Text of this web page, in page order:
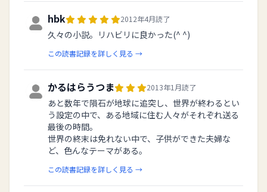
hbk 2012年4月読了
久々の小説。リハビリに良かった(^ ^)
この読書記録を詳しく見る →
かるはらうつま 2013年1月読了
あと数年で隕石が地球に追突し、世界が終わるとい
う設定の中で、ある地域に住む人々がそれぞれ送る
最後の時間。
世界の終末は免れない中で、子供ができた夫婦な
ど、色んなテーマがある。
この読書記録を詳しく見る →